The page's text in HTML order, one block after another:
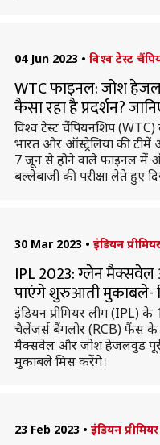
04 Jun 2023 • विश्व टेस्ट
WTC फाइनल: जोश
कैसा रहा है प्रदर्शन?
विश्व टेस्ट चैंपियनशिप
भारत और ऑस्ट्रेलिया की
7 जून से होने वाले फाइनल में
बल्लेबाजी की परीक्षा लेते हुए
30 Mar 2023 • इंडियन
IPL 2023: ग्लेन
पाएंगे शुरुआती मुकाबले-
इंडियन प्रीमियर लीग
चैलेंजर्स बैंगलोर (RCB) फैंस
मैक्सवेल और जोश हेजलवुड
मुकाबले मिस करेंगे।
23 Feb 2023 • इंडियन